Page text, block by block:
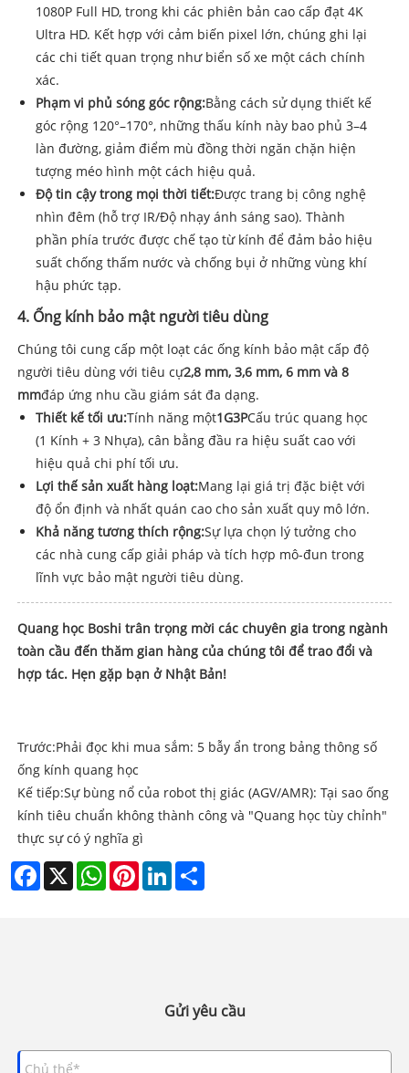
1080P Full HD, trong khi các phiên bản cao cấp đạt 4K
Ultra HD. Kết hợp với cảm biến pixel lớn, chúng ghi lại
các chi tiết quan trọng như biển số xe một cách chính
xác.
Phạm vi phủ sóng góc rộng:Bằng cách sử dụng thiết kế
góc rộng 120°–170°, những thấu kính này bao phủ 3–4
làn đường, giảm điểm mù đồng thời ngăn chặn hiện
tượng méo hình một cách hiệu quả.
Độ tin cậy trong mọi thời tiết:Được trang bị công nghệ
nhìn đêm (hỗ trợ IR/Độ nhạy ánh sáng sao). Thành
phần phía trước được chế tạo từ kính để đảm bảo hiệu
suất chống thấm nước và chống bụi ở những vùng khí
hậu phức tạp.
4. Ống kính bảo mật người tiêu dùng
Chúng tôi cung cấp một loạt các ống kính bảo mật cấp độ
người tiêu dùng với tiêu cự2,8 mm, 3,6 mm, 6 mm và 8
mmđáp ứng nhu cầu giám sát đa dạng.
Thiết kế tối ưu:Tính năng một1G3PCấu trúc quang học
(1 Kính + 3 Nhựa), cân bằng đầu ra hiệu suất cao với
hiệu quả chi phí tối ưu.
Lợi thế sản xuất hàng loạt:Mang lại giá trị đặc biệt với
độ ổn định và nhất quán cao cho sản xuất quy mô lớn.
Khả năng tương thích rộng:Sự lựa chọn lý tưởng cho
các nhà cung cấp giải pháp và tích hợp mô-đun trong
lĩnh vực bảo mật người tiêu dùng.
Quang học Boshi trân trọng mời các chuyên gia trong ngành
toàn cầu đến thăm gian hàng của chúng tôi để trao đổi và
hợp tác. Hẹn gặp bạn ở Nhật Bản!
Trước:Phải đọc khi mua sắm: 5 bẫy ẩn trong bảng thông số
ống kính quang học
Kế tiếp:Sự bùng nổ của robot thị giác (AGV/AMR): Tại sao ống
kính tiêu chuẩn không thành công và "Quang học tùy chỉnh"
thực sự có ý nghĩa gì
Facebook
X WhatsAppPinterestLinkedIn
Gửi yêu cầu